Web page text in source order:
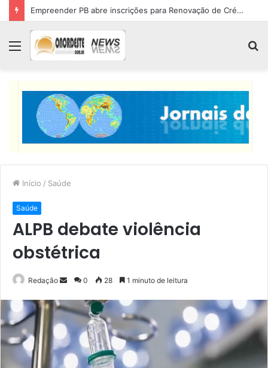
Empreender PB abre inscrições para Renovação de Crédito
Menu
Início / Saúde
Saúde
ALPB debate violência
obstétrica
Redação
Mande
e-
0 28 1 minuto de leitura